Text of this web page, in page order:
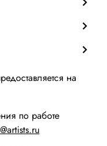
на
по работе